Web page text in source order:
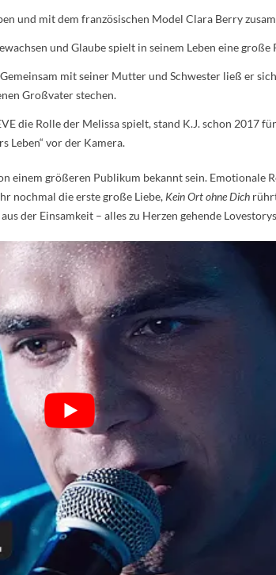
und mit dem französischen Model Clara Berry
und Glaube spielt in seinem Leben eine große
mit seiner Mutter und Schwester ließ er
Großvater stechen.
die Rolle der Melissa spielt, stand K.J. schon 2017
Leben“ vor der Kamera.
einem größeren Publikum bekannt sein. Emotionale
nochmal die erste große Liebe, Kein Ort ohne Dich
der Einsamkeit – alles zu Herzen gehende